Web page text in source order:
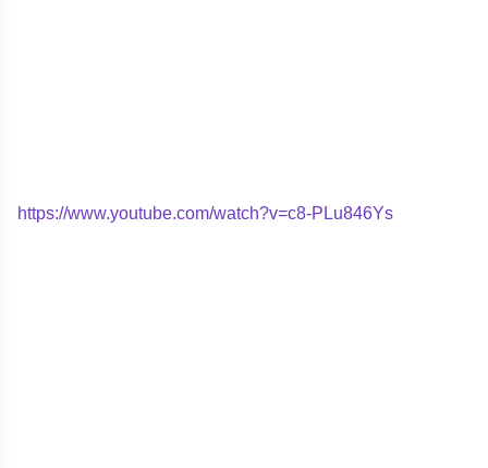
https://www.youtube.com/watch?v=c8-PLu846Ys